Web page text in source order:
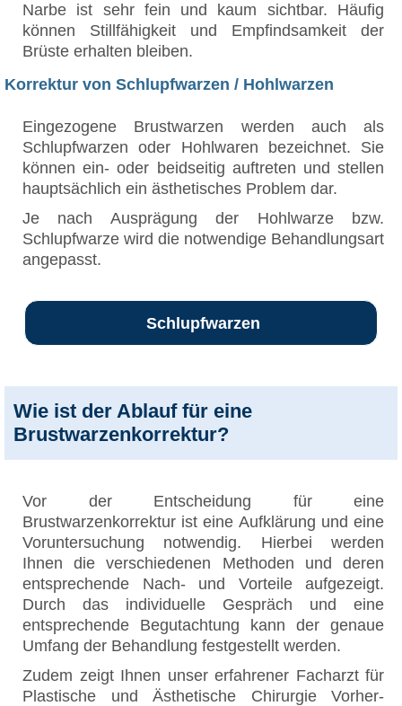
Narbe ist sehr fein und kaum sichtbar. Häufig
können Stillfähigkeit und Empfindsamkeit der
Brüste erhalten bleiben.
Korrektur von Schlupfwarzen / Hohlwarzen
Eingezogene Brustwarzen werden auch als
Schlupfwarzen oder Hohlwaren bezeichnet. Sie
können ein- oder beidseitig auftreten und stellen
hauptsächlich ein ästhetisches Problem dar.
Je nach Ausprägung der Hohlwarze bzw.
Schlupfwarze wird die notwendige Behandlungsart
angepasst.
Schlupfwarzen
Wie ist der Ablauf für eine
Brustwarzenkorrektur?
Vor der Entscheidung für eine
Brustwarzenkorrektur ist eine Aufklärung und eine
Voruntersuchung notwendig. Hierbei werden
Ihnen die verschiedenen Methoden und deren
entsprechende Nach- und Vorteile aufgezeigt.
Durch das individuelle Gespräch und eine
entsprechende Begutachtung kann der genaue
Umfang der Behandlung festgestellt werden.
Zudem zeigt Ihnen unser erfahrener Facharzt für
Plastische und Ästhetische Chirurgie Vorher-